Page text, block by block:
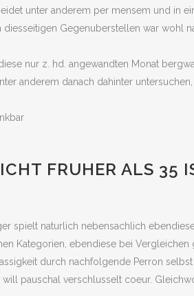
unter anderem per mensem und in
Gegenuberstellen war wohl
nur z. hd. angewandten Monat
anderem danach dahinter
FRUHER ALS 35
spielt naturlich nebensachlich
Kategorien, ebendiese bei
durch nachfolgende Perron
will pauschal verschlusselt coeur.